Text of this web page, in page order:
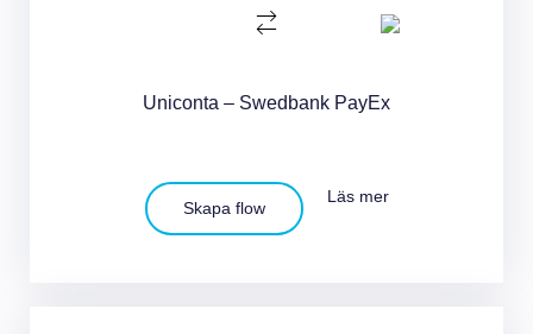
Uniconta – Swedbank PayEx
Skapa flow
Läs mer